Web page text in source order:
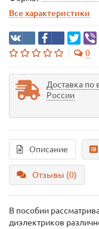
Все характеристики
0
Доставка по
России
Описание
Отзывы (0)
В пособии
диэлектриков